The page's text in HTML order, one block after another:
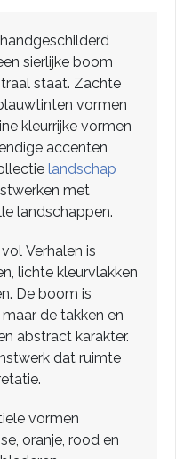
sierlijke boom
staat. Zachte
vormen
kleurrijke vormen
accenten
landschap
met
landschappen.
Verhalen is
lichte kleurvlakken
De boom is
de takken en
abstract karakter.
dat ruimte
vormen
oranje, rood en